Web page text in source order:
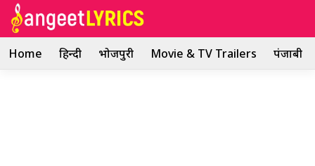
Skip
Home हिन्दी भोजपुरी Movie & TV Trailers पंजाबी